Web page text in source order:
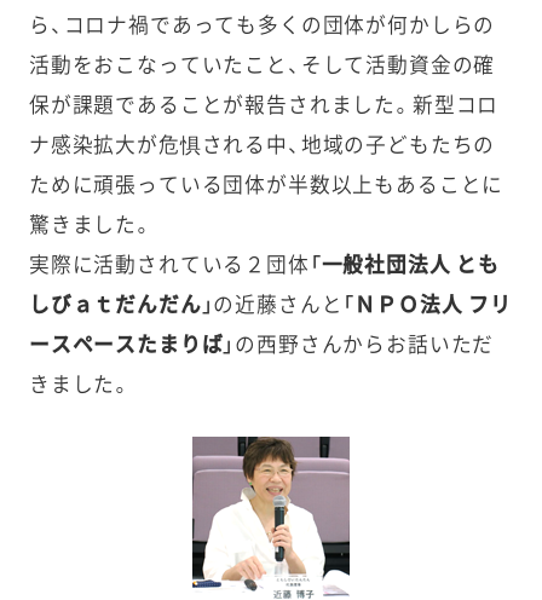
ら、コロナ禍であっても多くの団体が何かしらの
活動をおこなっていたこと、そして活動資金の確
保が課題であることが報告されました。新型コロ
ナ感染拡大が危惧される中、地域の子どもたちの
ために頑張っている団体が半数以上もあることに
驚きました。
実際に活動されている２団体 「一般社団法人 とも
しびａｔだんだん」 の近藤さんと 「ＮＰＯ法人 フリ
ースペースたまりば」 の西野さんからお話いただ
きました。